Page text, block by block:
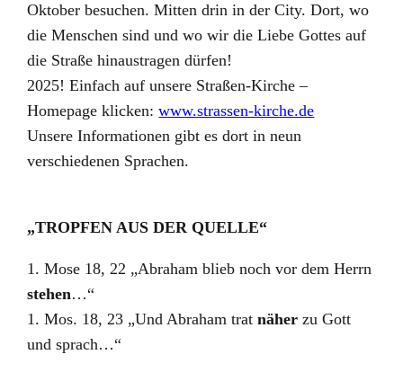
Oktober besuchen. Mitten drin in der City. Dort, wo
die Menschen sind und wo wir die Liebe Gottes auf
die Straße hinaustragen dürfen!
2025! Einfach auf unsere Straßen-Kirche –
Homepage klicken:www.strassen-kirche.de
Unsere Informationen gibt es dort in neun
verschiedenen Sprachen.
„TROPFEN AUS DER QUELLE“
1. Mose 18, 22 „Abraham blieb noch vor dem Herrn
stehen…“
1. Mos. 18, 23 „Und Abraham tratnäherzu Gott
und sprach…“